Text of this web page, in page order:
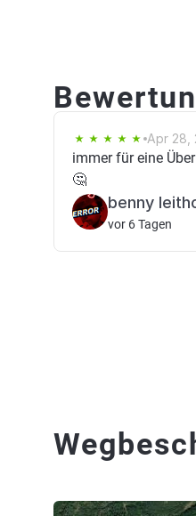
Apr 28,
immer für eine
🤔
benny
vor 6 Tagen